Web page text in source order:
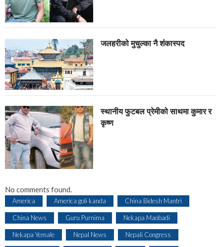
जलहरीको मुचुल्का नै शंंकास्पद
स्थानीय फुटबल प्रेमीको साथमा कुमार र
कृष्ण
No comments found.
America America goli kanda China Bidesh Mantri
China News Guru Purnima Nekapa Maobadi
Nekapa Yemale Nepal News Nepali Congress